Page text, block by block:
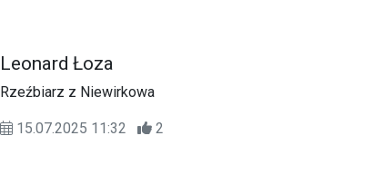
Leonard Łoza
Rzeźbiarz z Niewirkowa
15.07.2025 11:32 2